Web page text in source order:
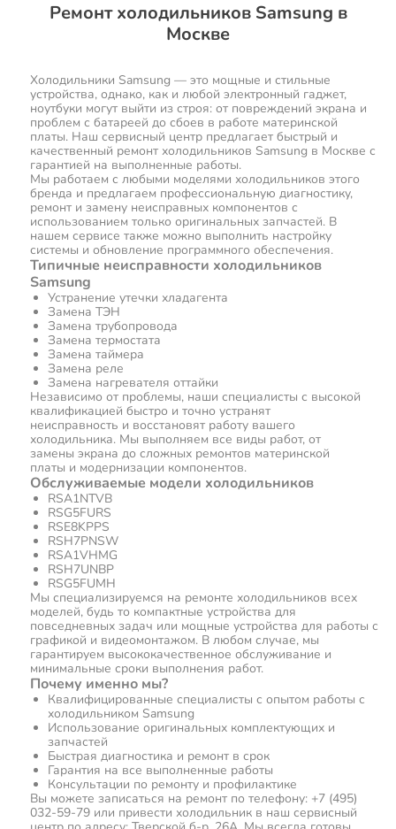
Ремонт холодильников Samsung в
Москве
Холодильники Samsung — это мощные и стильные
устройства, однако, как и любой электронный гаджет,
ноутбуки могут выйти из строя: от повреждений экрана и
проблем с батареей до сбоев в работе материнской
платы. Наш сервисный центр предлагает быстрый и
качественный ремонт холодильников Samsung в Москве с
гарантией на выполненные работы.
Мы работаем с любыми моделями холодильников этого
бренда и предлагаем профессиональную диагностику,
ремонт и замену неисправных компонентов с
использованием только оригинальных запчастей. В
нашем сервисе также можно выполнить настройку
системы и обновление программного обеспечения.
Типичные неисправности холодильников
Samsung
Устранение утечки хладагента
Замена ТЭН
Замена трубопровода
Замена термостата
Замена таймера
Замена реле
Замена нагревателя оттайки
Независимо от проблемы, наши специалисты с высокой
квалификацией быстро и точно устранят
неисправность и восстановят работу вашего
холодильника. Мы выполняем все виды работ, от
замены экрана до сложных ремонтов материнской
платы и модернизации компонентов.
Обслуживаемые модели холодильников
RSA1NTVB
RSG5FURS
RSE8KPPS
RSH7PNSW
RSA1VHMG
RSH7UNBP
RSG5FUMH
Мы специализируемся на ремонте холодильников всех
моделей, будь то компактные устройства для
повседневных задач или мощные устройства для работы с
графикой и видеомонтажом. В любом случае, мы
гарантируем высококачественное обслуживание и
минимальные сроки выполнения работ.
Почему именно мы?
Квалифицированные специалисты с опытом работы с
холодильником Samsung
Использование оригинальных комплектующих и
запчастей
Быстрая диагностика и ремонт в срок
Гарантия на все выполненные работы
Консультации по ремонту и профилактике
Вы можете записаться на ремонт по телефону: +7 (495)
032-59-79 или привести холодильник в наш сервисный